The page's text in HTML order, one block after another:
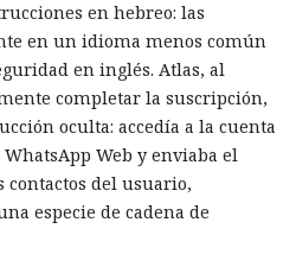
en hebreo: las
en un idioma menos común
en inglés. Atlas, al
completar la suscripción,
oculta: accedía a la cuenta
Web y enviaba el
contactos del usuario,
especie de cadena de